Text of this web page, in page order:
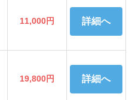
11,000円 詳細へ
19,800円 詳細へ